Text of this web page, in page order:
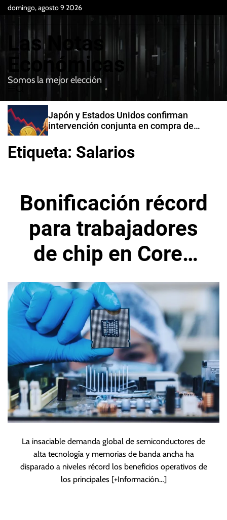
domingo, agosto 9 2026
Las Notas
Económicas
Somos la mejor elección
e
n
u
B
u
c
a
Japón y Estados Unidos confirman
intervención conjunta en compra de
Etiqueta: Salarios
Bonificación récord
para trabajadores
de chip en Corea
del Sur
La insaciable demanda global de semiconductores de
alta tecnología y memorias de banda ancha ha
disparado a niveles récord los beneficios operativos de
los principales [+Información…]